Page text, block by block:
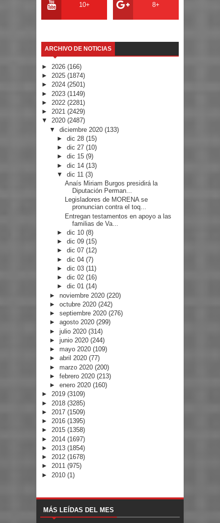
10+ 8+
ARCHIVO DE NOTICIAS
► 2026 (166)
► 2025 (1874)
► 2024 (2501)
► 2023 (1149)
► 2022 (2281)
► 2021 (2429)
▼ 2020 (2487)
▼ diciembre 2020 (133)
►dic 28(15)
►dic 27(10)
►dic 15(9)
►dic 14(13)
▼dic 11(3)
Anaís Miriam Burgos presidirá la
Diputación Perman...
Legisladores de MORENA se
pronuncian contra el toq...
Entregan testamentos en apoyo a las
familias de Va...
►dic 10(8)
►dic 09(15)
►dic 07(12)
►dic 04(7)
►dic 03(11)
►dic 02(16)
►dic 01(14)
► noviembre 2020 (220)
► octubre 2020 (242)
► septiembre 2020 (276)
► agosto 2020 (299)
► julio 2020 (314)
► junio 2020 (244)
► mayo 2020 (109)
► abril 2020 (77)
► marzo 2020 (200)
► febrero 2020 (213)
► enero 2020 (160)
► 2019 (3109)
► 2018 (3285)
► 2017 (1509)
► 2016 (1395)
► 2015 (1358)
► 2014 (1697)
► 2013 (1854)
► 2012 (1678)
► 2011 (975)
► 2010 (1)
MÁS LEÍDAS DEL MES